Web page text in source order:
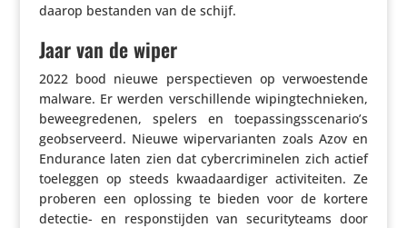
daarop bestanden van de schijf.
Jaar van de wiper
2022 bood nieuwe perspec­tieven op verwoes­tende
malware. Er werden verschil­lende wiping­tech­nieken,
beweeg­re­denen, spelers en toepassingsscenario’s
geob­ser­veerd. Nieuwe wiper­va­ri­anten zoals Azov en
Endurance laten zien dat cyber­cri­mi­nelen zich actief
toeleggen op steeds kwaad­aar­diger acti­vi­teiten. Ze
proberen een oplossing te bieden voor de kortere
detectie- en respons­tijden van secu­ri­ty­teams door